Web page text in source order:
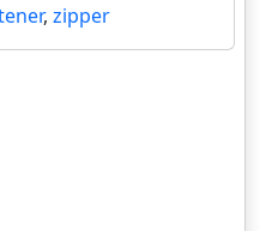
, zipper